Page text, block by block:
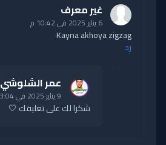
غير معرف
6 يناير 2025 في 10:42 م
Kayna akhoya zigzag
رد
عمر الشلوشي
9 يناير 2025 في 3:04 م
شكرا لك على تعليقك 🤍